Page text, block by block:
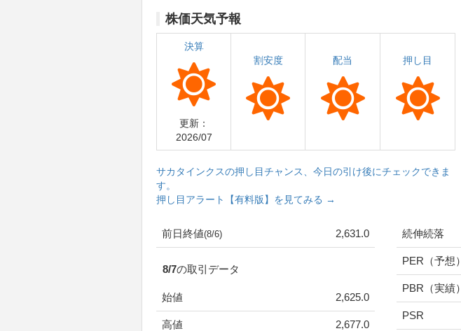
株価天気予報
決算
更新：
2026/07
割安度 配当 押し目
サカタインクスの押し目チャンス、今日の引け後にチェックできま
す。
押し目アラート【有料版】を見てみる →
前日終値(8/6) 2,631.0
8/7の取引データ
始値 2,625.0
高値 2,677.0
続伸続落
PER（予想）
PBR（実績）
PSR